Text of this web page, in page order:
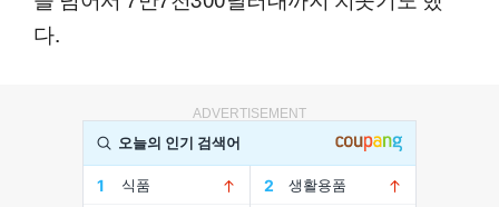
다.
ADVERTISEMENT